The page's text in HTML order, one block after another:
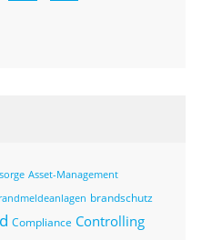
Asset-Management
brandschutz
Compliance Controlling